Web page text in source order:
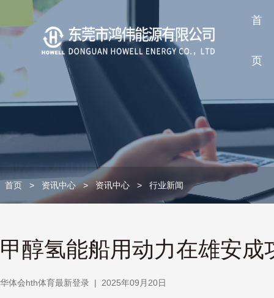
首
页
首页 > 资讯中心 > 资讯中心 > 行业新闻
甲醇氢能船用动力在雄安
华体会hth体育最新登录 | 2025年09月20日